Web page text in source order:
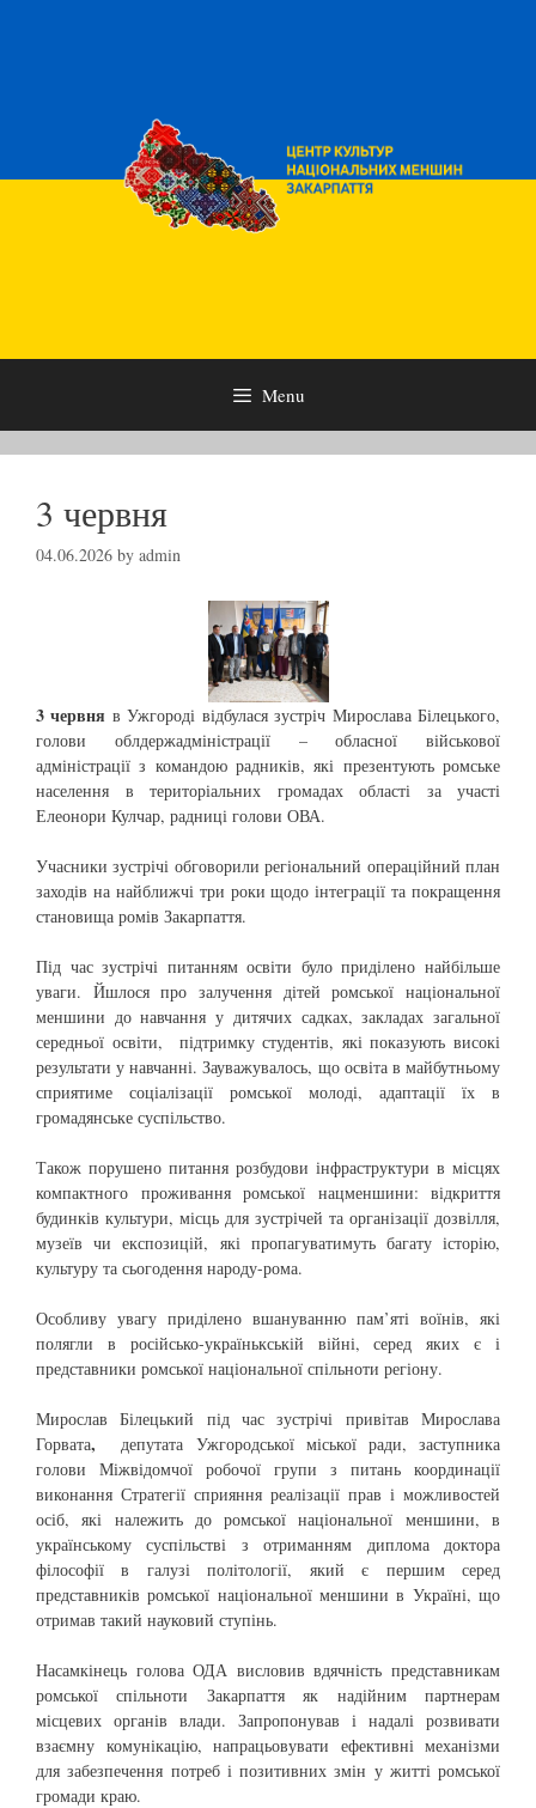
Menu
3 червня
04.06.2026 by admin
3червня в Ужгороді відбулася зустріч Мирослава Білецького,
голови облдержадміністрації – обласної військової
адміністрації з командою радників, які презентують ромське
населення в територіальних громадах області за участі
Елеонори Кулчар, радниці голови ОВА.
Учасники зустрічі обговорили регіональний операційний план
заходів на найближчі три роки щодо інтеграції та покращення
становища ромів Закарпаття.
Під час зустрічі питанням освіти було приділено найбільше
уваги. Йшлося про залучення дітей ромської національної
меншини до навчання у дитячих садках, закладах загальної
середньої освіти, підтримку студентів, які показують високі
результати у навчанні. Зауважувалось, що освіта в майбутньому
сприятиме соціалізації ромської молоді, адаптації їх в
громадянське суспільство.
Також порушено питання розбудови інфраструктури в місцях
компактного проживання ромської нацменшини: відкриття
будинків культури, місць для зустрічей та організації дозвілля,
музеїв чи експозицій, які пропагуватимуть багату історію,
культуру та сьогодення народу-рома.
Особливу увагу приділено вшануванню пам’яті воїнів, які
полягли в російсько-українькській війні, серед яких є і
представники ромської національної спільноти регіону.
Мирослав Білецький під час зустрічі привітав Мирослава
Горвата, депутата Ужгородської міської ради, заступника
голови Міжвідомчої робочої групи з питань координації
виконання Стратегії сприяння реалізації прав і можливостей
осіб, які належить до ромської національної меншини, в
українському суспільстві з отриманням диплома доктора
філософії в галузі політології, який є першим серед
представників ромської національної меншини в Україні, що
отримав такий науковий ступінь.
Насамкінець голова ОДА висловив вдячність представникам
ромської спільноти Закарпаття як надійним партнерам
місцевих органів влади. Запропонував і надалі розвивати
взаємну комунікацію, напрацьовувати ефективні механізми
для забезпечення потреб і позитивних змін у житті ромської
громади краю.